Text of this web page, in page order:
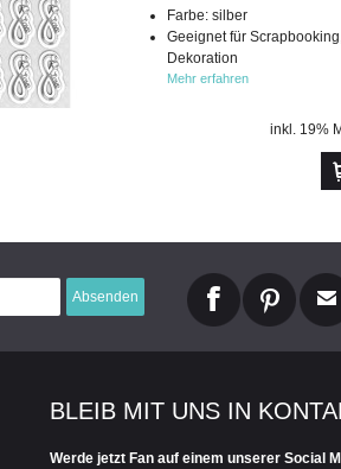
Farbe: silber
Geeignet für
Dekoration
Mehr erfahren
inkl. 19%
Absenden
BLEIB MIT UNS IN
Werde jetzt Fan auf einem unserer Social